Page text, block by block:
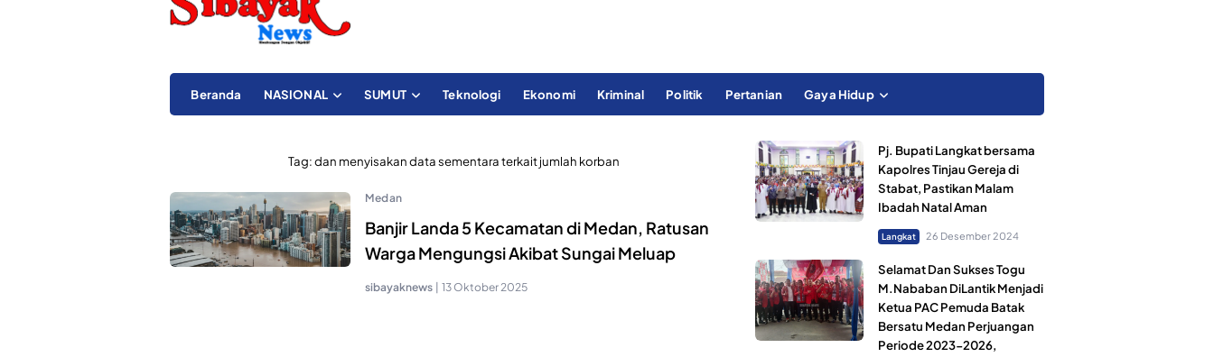
Beranda NASIONAL SUMUT Teknologi Ekonomi Kriminal Politik Pertanian Gaya Hidup
Tag:dan menyisakan data sementara terkait jumlah korban
Medan
Banjir Landa 5 Kecamatan di Medan, Ratusan
Warga Mengungsi Akibat Sungai Meluap
sibayaknews 13 Oktober 2025
Pj. Bupati Langkat bersama
Kapolres Tinjau Gereja di
Stabat, Pastikan Malam
Ibadah Natal Aman
Langkat 26 Desember 2024
Selamat Dan Sukses Togu
M.Nababan DiLantik Menjadi
Ketua PAC Pemuda Batak
Bersatu Medan Perjuangan
Periode 2023-2026,